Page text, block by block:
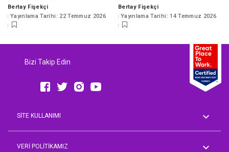
Posted
by
Bertay Fişekçi
Yayınlama Tarihi: 22 Temmuz 2026
Posted
by
Bertay Fişekçi
Yayınlama Tarihi: 14 Temmuz 2026
Bizi Takip Edin
SİTE KULLANIMI
AVM Rehberi
VERİ POLİTİKAMIZ